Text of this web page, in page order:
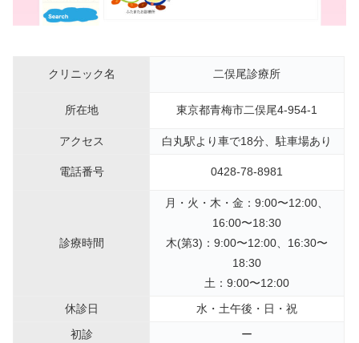
クリニック名 二俣尾診療所
所在地 東京都青梅市二俣尾4-954-1
アクセス 白丸駅より車で18分、駐車場あり
電話番号 0428-78-8981
診療時間
月・火・木・金：9:00〜12:00、
16:00〜18:30
木(第3)：9:00〜12:00、16:30〜
18:30
土：9:00〜12:00
休診日
水・土午後・日・祝
初診
ー